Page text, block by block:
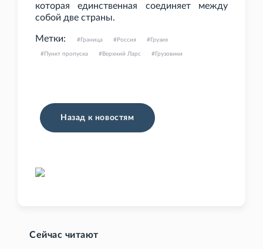
которая единственная соединяет между
собой две страны.
Метки: Граница Россия Грузия
Пункт пропуска Верхний Ларс Грузовики
Назад к новостям
Сейчас читают